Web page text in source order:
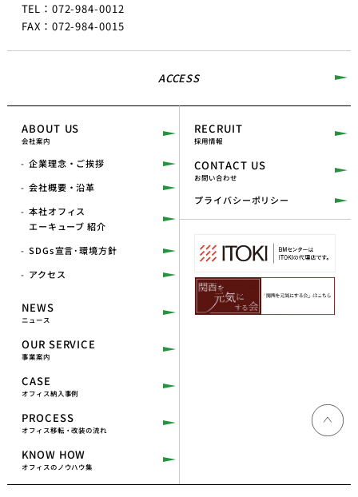
TEL：072-984-0012
FAX：072-984-0015
ACCESS
ABOUT US
会社案内
企業理念・ご挨拶
会社概要・沿革
本社オフィス
エーキューブ 紹介
SDGs宣言･環境方針
アクセス
NEWS
ニュース
OUR SERVICE
事業案内
CASE
オフィス納入事例
PROCESS
オフィス移転・改装の流れ
KNOW HOW
オフィスのノウハウ集
RECRUIT
採用情報
CONTACT US
お問い合わせ
プライバシーポリシー